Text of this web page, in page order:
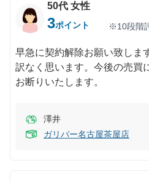
50代 女性
3ポイント ※10段階
早急に契約解除お願い致しま
訳なく思います。今後の売買
お断りいたします。
澤井
ガリバー名古屋茶屋店